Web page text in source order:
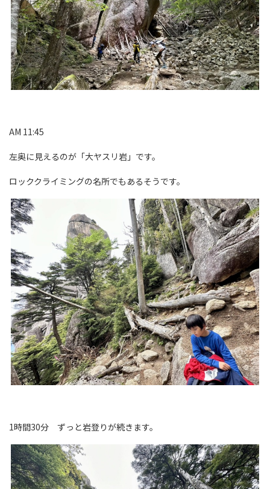
AM 11:45
左奥に見えるのが「大ヤスリ岩」です。
ロッククライミングの名所でもあるそうです。
1時間30分 ずっと岩登りが続きます。